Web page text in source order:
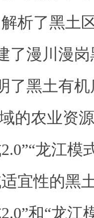
析了黑土
了漫川漫
了黑土有
的农业资
龙江模
宜性的黑
和“龙江